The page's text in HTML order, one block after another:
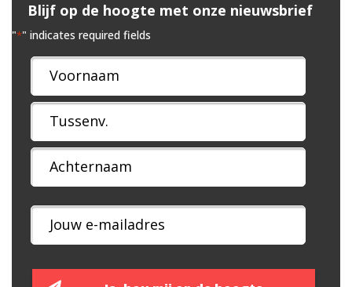
Blijf op de hoogte met onze nieuwsbrief
"*" indicates required fields
Naam
*